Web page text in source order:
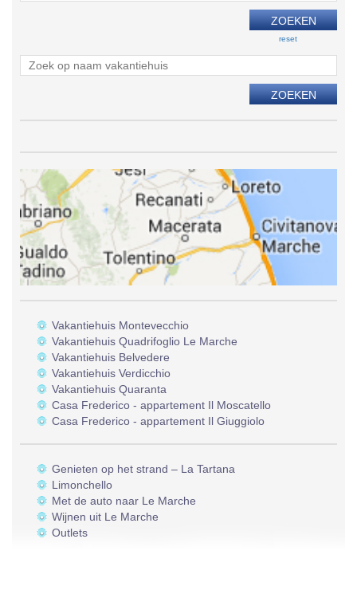
reset
Vakantiehuis Montevecchio
Vakantiehuis Quadrifoglio Le Marche
Vakantiehuis Belvedere
Vakantiehuis Verdicchio
Vakantiehuis Quaranta
Casa Frederico - appartement Il Moscatello
Casa Frederico - appartement Il Giuggiolo
Genieten op het strand – La Tartana
Limonchello
Met de auto naar Le Marche
Wijnen uit Le Marche
Outlets